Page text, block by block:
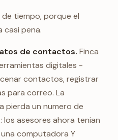
tiempo, porque el
casi pena.
de contactos. Finca
digitales -
contactos, registrar
para correo. La
pierda un numero de
los asesores ahora tenian
computadora Y